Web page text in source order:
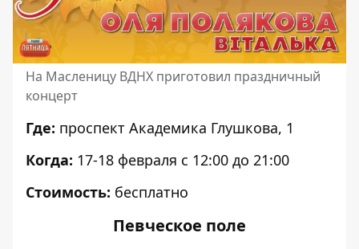
На Масленицу ВДНХ приготовил праздничный
концерт
Где: проспект Академика Глушкова, 1
Когда: 17-18 февраля с 12:00 до 21:00
Стоимость: бесплатно
Певческое поле